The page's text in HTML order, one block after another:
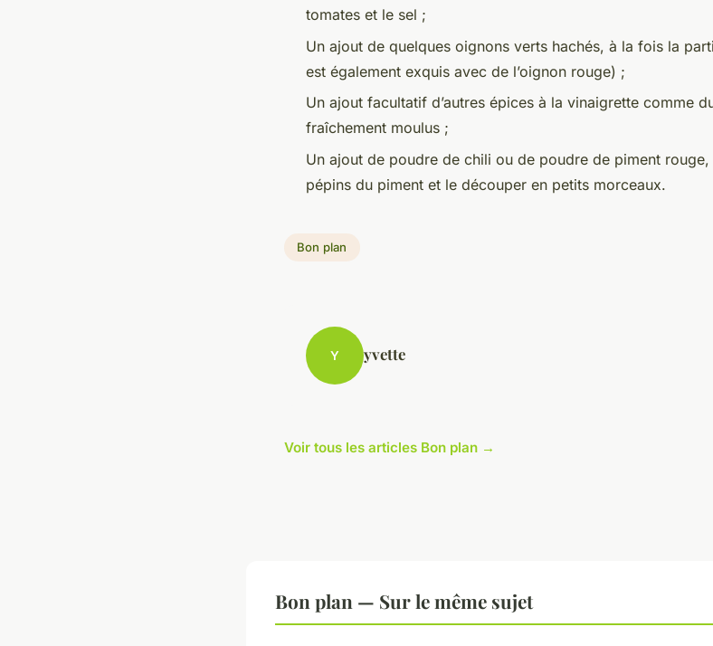
tomates et le sel ;
Un ajout de quelques oignons verts hachés, à la fois la
est également exquis avec de l’oignon rouge) ;
Un ajout facultatif d’autres épices à la vinaigrette comme
fraîchement moulus ;
Un ajout de poudre de chili ou de poudre de piment
pépins du piment et le découper en petits morceaux.
Bon plan
Y yvette
Voir tous les articles Bon plan →
Bon plan — Sur le même sujet